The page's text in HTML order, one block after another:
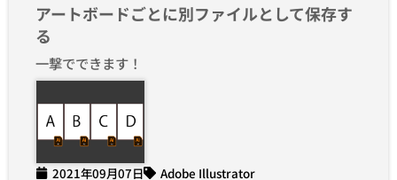
アートボードごとに別ファイルとして保存す
る
一撃でできます！
2021年09月07日
Adobe Illustrator